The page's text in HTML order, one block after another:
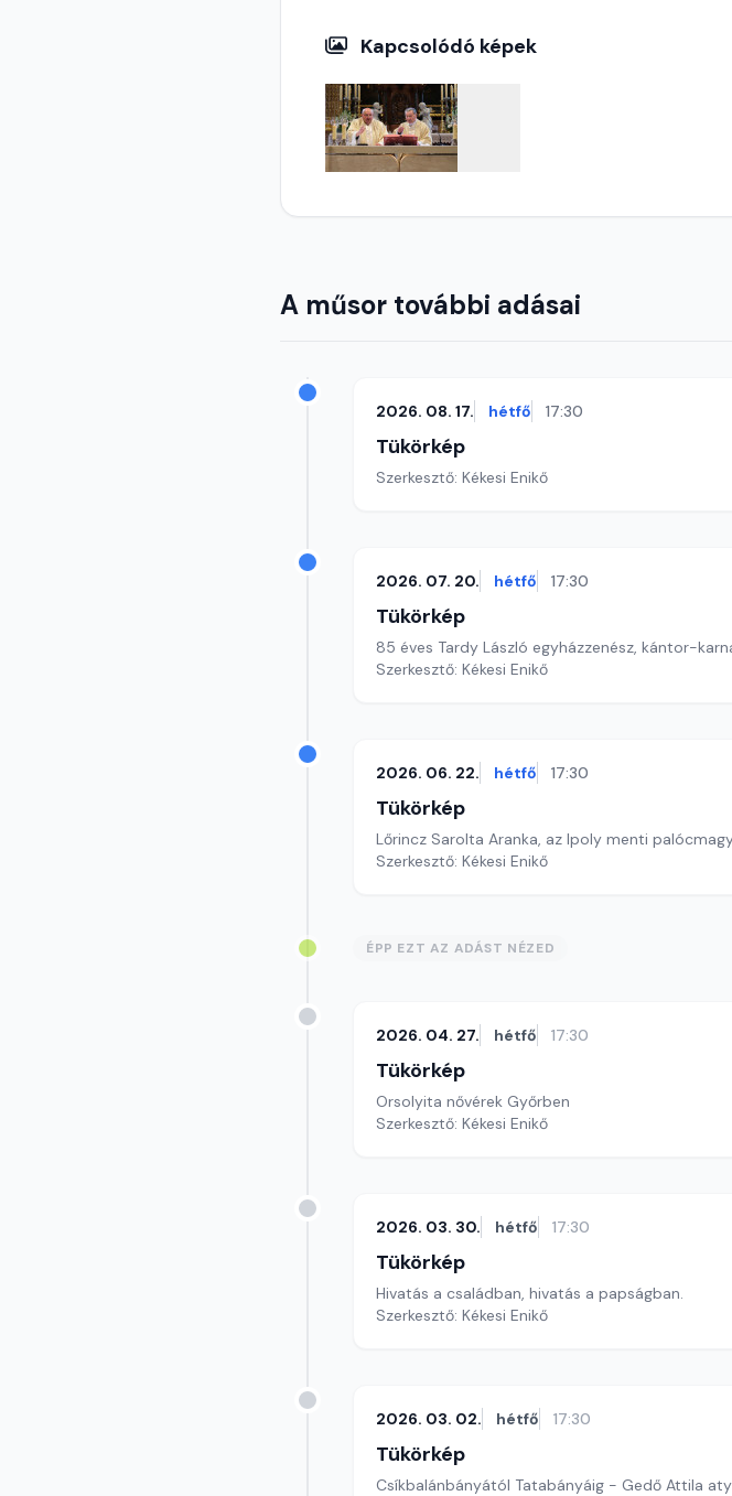
Kapcsolódó képek
A műsor további adásai
2026. 08. 17. hétfő 17:30
Tükörkép
Szerkesztő: Kékesi Enikő
2026. 07. 20. hétfő 17:30
Tükörkép
85 éves Tardy László egyházzenész, kántor-
Szerkesztő: Kékesi Enikő
2026. 06. 22. hétfő 17:30
Tükörkép
Lőrincz Sarolta Aranka, az Ipoly menti
Szerkesztő: Kékesi Enikő
ÉPP EZT AZ ADÁST NÉZED
2026. 04. 27. hétfő 17:30
Tükörkép
Orsolyita nővérek Győrben
Szerkesztő: Kékesi Enikő
2026. 03. 30. hétfő 17:30
Tükörkép
Hivatás a családban, hivatás a papságban.
Szerkesztő: Kékesi Enikő
2026. 03. 02. hétfő 17:30
Tükörkép
Csíkbalánbányától Tatabányáig - Gedő Attila